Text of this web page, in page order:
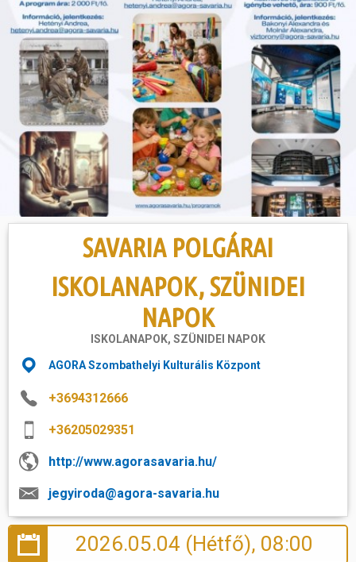
SAVARIA POLGÁRAI
ISKOLANAPOK, SZÜNIDEI
NAPOK
ISKOLANAPOK, SZÜNIDEI NAPOK
AGORA Szombathelyi Kulturális Központ
+3694312666
+36205029351
http://www.agorasavaria.hu/
jegyiroda@agora-savaria.hu
2026.05.04 (Hétfő), 08:00